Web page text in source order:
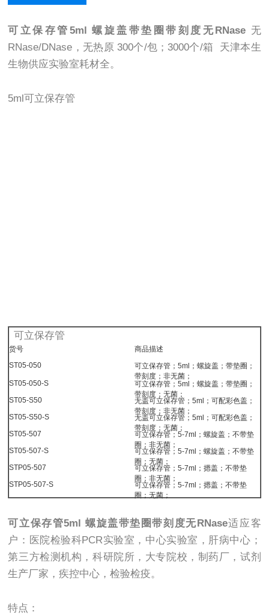
可立保存管5ml 螺旋盖带垫圈带刻度无RNase 无
RNase/DNase，无热原 300个/包；3000个/箱 天津本生
生物供应实验室耗材全。
5ml可立保存管
可立保存管
货号
商品描述
ST05-050
可立保存管；5ml；螺旋盖；带垫圈；
带刻度；非无菌；
ST05-050-S
可立保存管；5ml；螺旋盖；带垫圈；
带刻度；无菌；
ST05-S50
无盖可立保存管；5ml；可配彩色盖；
带刻度；非无菌；
ST05-S50-S
无盖可立保存管；5ml；可配彩色盖；
带刻度；无菌；
ST05-507
可立保存管；5-7ml；螺旋盖；不带垫
圈；非无菌；
ST05-507-S
可立保存管；5-7ml；螺旋盖；不带垫
圈；无菌；
STP05-507
可立保存管；5-7ml；摁盖；不带垫
圈；非无菌；
STP05-507-S
可立保存管；5-7ml；摁盖；不带垫
圈；无菌；
可立保存管5ml 螺旋盖带垫圈带刻度无RNase适应客
户：医院检验科PCR实验室，中心实验室，肝病中心；
第三方检测机构，科研院所，大专院校，制药厂，试剂
生产厂家，疾控中心，检验检疫。
特点：